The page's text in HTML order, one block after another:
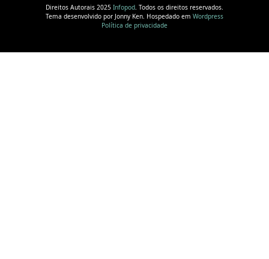
Direitos Autorais 2025 Infopod. Todos os direitos reservados.
Tema desenvolvido por Jonny Ken. Hospedado em Wordpress
Política de privacidade